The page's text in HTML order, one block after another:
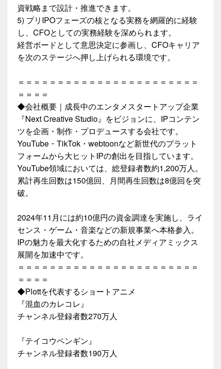
資戦略まで設計・推進できます。
5) プリIPOフェーズの核となる実務を網羅的に経験
し、CFOとしての実務経験を深められます。
経営ボードとして意思決定に参画し、CFOキャリア
を次のステージへ押し上げられる環境です。
＝＝＝＝＝＝＝＝＝＝＝＝＝＝＝＝＝＝＝＝＝＝＝
＝＝＝＝
◆会社概要｜成長中のエンタメスタートアップ企業
『Next Creative Studio』をビジョンに、IPコンテン
ツを企画・制作・プロデュースする会社です。
YouTube・TikTok・webtoonなど新世代のプラット
フォームから大ヒットIPの創出を目指しています。
YouTube領域においては、総登録者数約1,200万人。
累計再生回数は150億回、月間再生回数は8億回を突
破。
2024年11月には約10億円の資金調達を実施し、ライ
センス・ゲーム・音楽などの新規事業へ本格参入。
IPの魅力を最大化するための自社メディアミックス
展開を加速中です。
＝＝＝＝＝＝＝＝＝＝＝＝＝＝＝＝＝＝＝＝＝＝＝
＝＝＝＝
◆Plottを代表するショートアニメ
『混血のカレコレ』
チャンネル登録者数270万人
『テイコウペンギン』
チャンネル登録者数190万人